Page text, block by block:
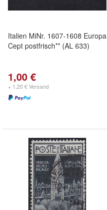
Italien MiNr. 1607-1608 Europa
Cept postfrisch** (AL 633)
1,00 €
+ 1,20 € Versand